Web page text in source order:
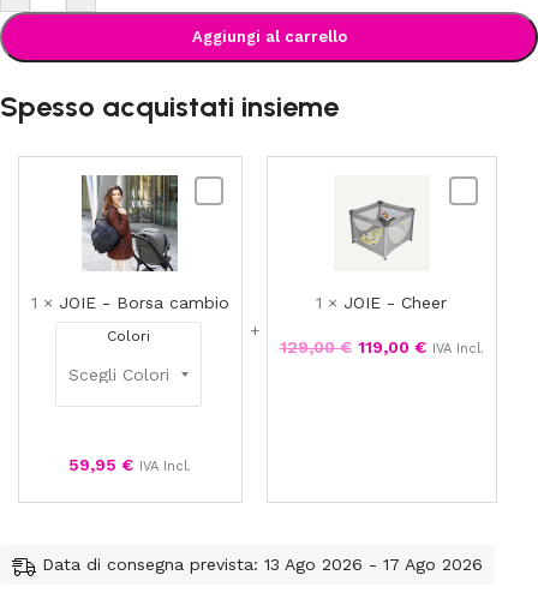
Aggiungi al carrello
Spesso acquistati insieme
1 × JOIE - Borsa cambio
Colori
59,95 € IVA Incl.
1 × JOIE - Cheer
129,00€ 119,00 € IVA Incl.
Data di consegna prevista: 13 Ago 2026 - 17 Ago 2026